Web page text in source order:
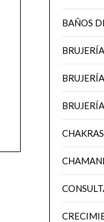
BAÑOS
BRUJERÍA
CHAKRAS